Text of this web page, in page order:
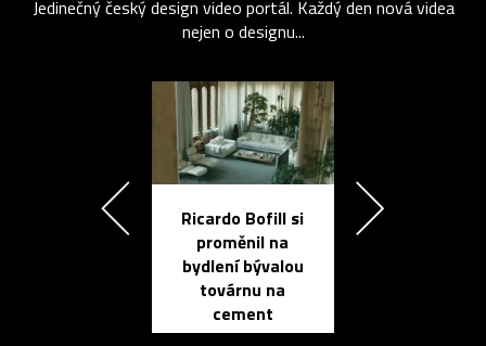
Jedinečný český design video portál. Každý den nová videa
nejen o designu...
Ricardo Bofill si
proměnil na
bydlení bývalou
továrnu na
cement